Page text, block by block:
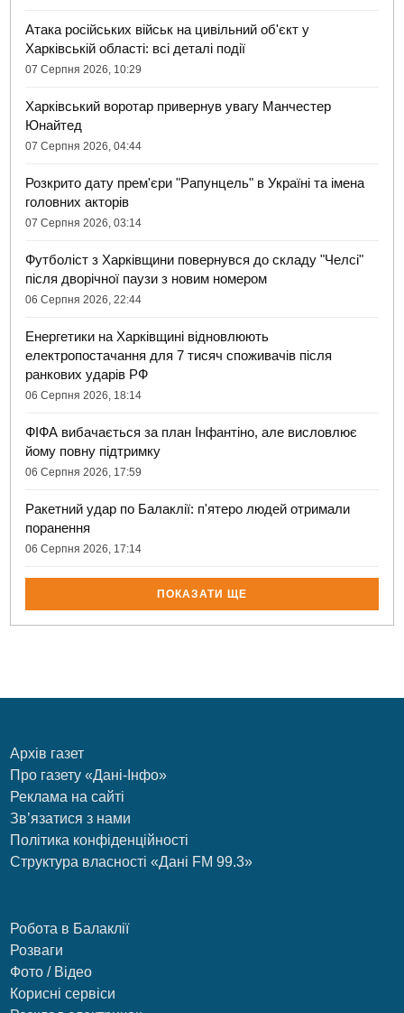
Атака російських військ на цивільний об'єкт у
Харківській області: всі деталі події
07 Серпня 2026, 10:29
Харківський воротар привернув увагу Манчестер
Юнайтед
07 Серпня 2026, 04:44
Розкрито дату прем'єри "Рапунцель" в Україні та імена
головних акторів
07 Серпня 2026, 03:14
Футболіст з Харківщини повернувся до складу "Челсі"
після дворічної паузи з новим номером
06 Серпня 2026, 22:44
Енергетики на Харківщині відновлюють
електропостачання для 7 тисяч споживачів після
ранкових ударів РФ
06 Серпня 2026, 18:14
ФІФА вибачається за план Інфантіно, але висловлює
йому повну підтримку
06 Серпня 2026, 17:59
Ракетний удар по Балаклії: п'ятеро людей отримали
поранення
06 Серпня 2026, 17:14
ПОКАЗАТИ ЩЕ
Архів газет
Про газету «Дані-Інфо»
Реклама на сайті
Зв’язатися з нами
Політика конфіденційності
Структура власності «Дані FM 99.3»
Робота в Балаклії
Розваги
Фото / Відео
Корисні сервіси